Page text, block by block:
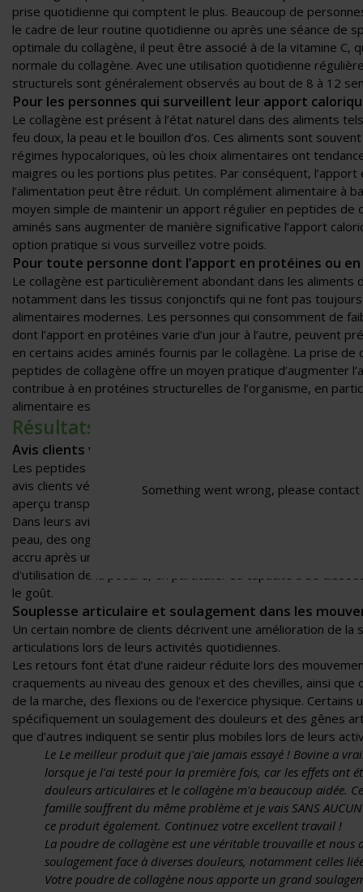
prise quotidienne qui comptent le plus. Beaucoup de
le cadre de leur routine quotidienne ou après une séance de
optimale du collagène, il peut être associé à de la vitamine C,
normale du collagène. Avec une utilisation quotidienne
structurels sont généralement observés au bout de 8 à 12
Pour les personnes qui surveillent leur apport
Le collagène est présent à l’état naturel dans des aliments
feu doux, la peau et le bouillon d’os. Ces aliments sont
régimes hypocaloriques, où les choix alimentaires ont
maigres ou les portions plus petites. Par conséquent,
l’alimentation peut être réduit. Un complément alimentaire à
moyen simple de maintenir un apport régulier en peptides de
aminés sans augmenter de manière significative l’apport
option pratique si vous surveillez votre poids.
Pour toute personne dont l’apport en protéines ou
Le collagène est particulièrement abondant dans les aliments
notamment dans les tissus conjonctifs qui ne font pas
alimentaires modernes. Les personnes qui consomment de
dont l’apport en protéines varie d’un jour à l’autre, peuvent
en certains acides aminés fournis par le collagène. La prise
peptides de collagène offre un moyen pratique d’augmenter
contribue à en protéines structurelles de l’organisme, en
alimentaire est irrégulier.
Résultats et avis de vrais clients
Avis clients vérifiés
Les peptides de collagène bovin VitaBright sont notés
avis clients vérifiés
, recueillis et gérés de manière
aperçu transparent et fiable des expériences réelles des
Dans leurs avis, les clients mentionnent fréquemment une
peau, des ongles plus résistants, une meilleure santé
accru après une utilisation quotidienne régulière. Beaucoup
d'utilisation de la poudre, en particulier sa capacité à se
le goût.
Souplesse articulaire et soulagement dans les
Un certain nombre de clients décrivent une amélioration de la
articulations lors de leurs activités quotidiennes.
Les retours font état d’une raideur réduite lors des
craquements au niveau des genoux et des chevilles, ainsi que
de la marche, des flexions ou de l’exercice physique.
spécifiquement un soulagement des douleurs et des gênes
que d’autres indiquent se sentir plus mobiles lors de leurs
Le Le meilleur produit que j'aie jamais essayé ! Bovine a
lorsque je l'ai testé pour la première fois, car les effets ont
douleurs articulaires et le collagène m'a beaucoup aidée.
famille souffrent du même problème et je vais SANS
ce produit également. Continuez votre excellent travail !
La poudre de collagène est une véritable trouvaille et
soulagement face à diverses douleurs, notamment celles
Votre poudre de collagène nous apporte un grand
Something went wrong, please contact